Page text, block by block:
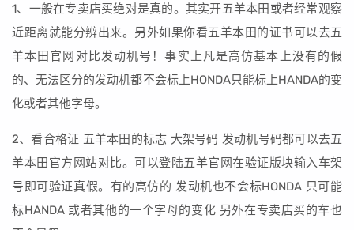
1、一般在专卖店买绝对是真的。其实开五羊本田或者经常观察
近距离就能分辨出来。另外如果你看五羊本田的证书可以去五
羊本田官网对比发动机号！事实上凡是高仿基本上没有的假
的、无法区分的发动机都不会标上HONDA只能标上HANDA的变
化或者其他字母。
2、看合格证 五羊本田的标志 大架号码 发动机号码都可以去五
羊本田官方网站对比。可以登陆五羊官网在验证版块输入车架
号即可验证真假。有的高仿的 发动机也不会标HONDA 只可能
标HANDA 或者其他的一个字母的变化 另外在专卖店买的车也